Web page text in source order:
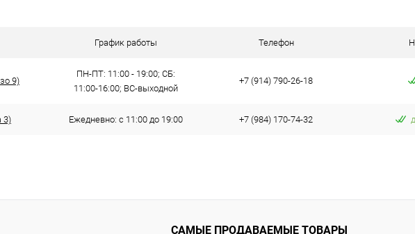
График работы Телефон
9)
ПН-ПТ: 11:00 - 19:00; СБ:
11:00-16:00; ВС-выходной
+7 (914) 790-26-18
3) Ежедневно: с 11:00 до 19:00 +7 (984) 170-74-32
САМЫЕ ПРОДАВАЕМЫЕ ТОВАРЫ